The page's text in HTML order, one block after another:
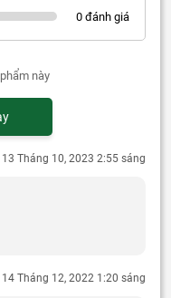
0 đánh giá
này
13 Tháng 10, 2023 2:55 sáng
14 Tháng 12, 2022 1:20 sáng